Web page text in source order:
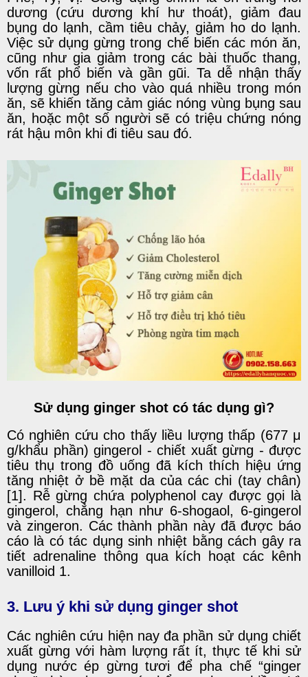
dương (cứu dương khí hư thoát), giảm đau
bụng do lạnh, cầm tiêu chảy, giảm ho do lạnh.
Việc sử dụng gừng trong chế biến các món ăn,
cũng như gia giảm trong các bài thuốc thang,
vốn rất phổ biến và gần gũi. Ta dễ nhận thấy
lượng gừng nếu cho vào quá nhiều trong món
ăn, sẽ khiến tăng cảm giác nóng vùng bụng sau
ăn, hoặc một số người sẽ có triệu chứng nóng
rát hậu môn khi đi tiêu sau đó.
Sử dụng ginger shot có tác dụng gì?
Có nghiên cứu cho thấy liều lượng thấp (677 μ
g/khẩu phần) gingerol - chiết xuất gừng - được
tiêu thụ trong đồ uống đã kích thích hiệu ứng
tăng nhiệt ở bề mặt da của các chi (tay chân)
[1]. Rễ gừng chứa polyphenol cay được gọi là
gingerol, chẳng hạn như 6-shogaol, 6-gingerol
và zingeron. Các thành phần này đã được báo
cáo là có tác dụng sinh nhiệt bằng cách gây ra
tiết adrenaline thông qua kích hoạt các kênh
vanilloid 1.
3. Lưu ý khi sử dụng ginger shot
Các nghiên cứu hiện nay đa phần sử dụng chiết
xuất gừng với hàm lượng rất ít, thực tế khi sử
dụng nước ép gừng tươi để pha chế “ginger